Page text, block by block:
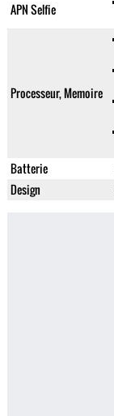
APN Selfie
Processeur, Memoire
Batterie
Design